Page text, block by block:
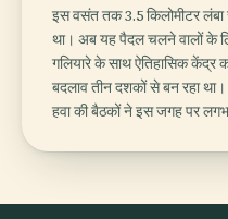
इस वसंत तक 3.5 किलोमीटर लंबा
था। अब यह पैदल चलने वालों के
गलियारे के साथ ऐतिहासिक केंद्र
बदलाव तीन दशकों से बन रहा
हवा की बैठकों ने इस जगह पर